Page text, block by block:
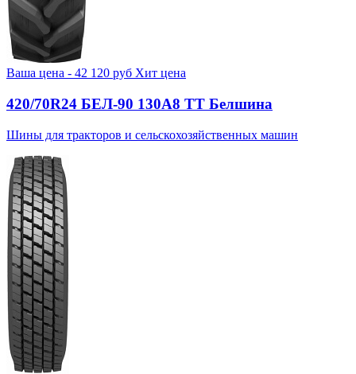
Ваша цена - 42 120 руб Хит цена
420/70R24 БЕЛ-90 130А8 TT Белшина
Шины для тракторов и сельскохозяйственных машин